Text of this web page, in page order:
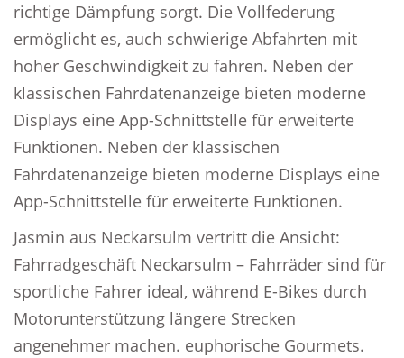
richtige Dämpfung sorgt. Die Vollfederung
ermöglicht es, auch schwierige Abfahrten mit
hoher Geschwindigkeit zu fahren. Neben der
klassischen Fahrdatenanzeige bieten moderne
Displays eine App-Schnittstelle für erweiterte
Funktionen. Neben der klassischen
Fahrdatenanzeige bieten moderne Displays eine
App-Schnittstelle für erweiterte Funktionen.
Jasmin aus Neckarsulm vertritt die Ansicht:
Fahrradgeschäft Neckarsulm – Fahrräder sind für
sportliche Fahrer ideal, während E-Bikes durch
Motorunterstützung längere Strecken
angenehmer machen. euphorische Gourmets.